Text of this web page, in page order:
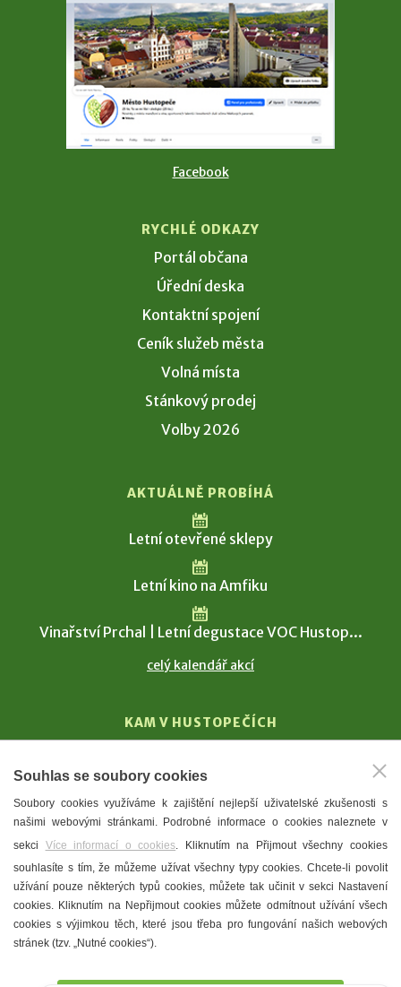
Facebook
RYCHLÉ ODKAZY
Portál občana
Úřední deska
Kontaktní spojení
Ceník služeb města
Volná místa
Stánkový prodej
Volby 2026
AKTUÁLNĚ PROBÍHÁ
Letní otevřené sklepy
Letní kino na Amfiku
Vinařství Prchal | Letní degustace VOC Hustop...
celý kalendář akcí
KAM V HUSTOPEČÍCH
T. G. Masaryk
Mandloně
Ubytování
Restaurace
Městské muzeum a galerie
Denní meníčka
Souhlas se soubory cookies
Soubory cookies využíváme k zajištění nejlepší uživatelské zkušenosti s
našimi webovými stránkami. Podrobné informace o cookies naleznete v
sekci Více informací o cookies. Kliknutím na Přijmout všechny cookies
souhlasíte s tím, že můžeme užívat všechny typy cookies. Chcete-li povolit
užívání pouze některých typů cookies, můžete tak učinit v sekci Nastavení
cookies. Kliknutím na Nepřijmout cookies můžete odmítnout užívání všech
cookies s výjimkou těch, které jsou třeba pro fungování našich webových
stránek (tzv. „Nutné cookies“).